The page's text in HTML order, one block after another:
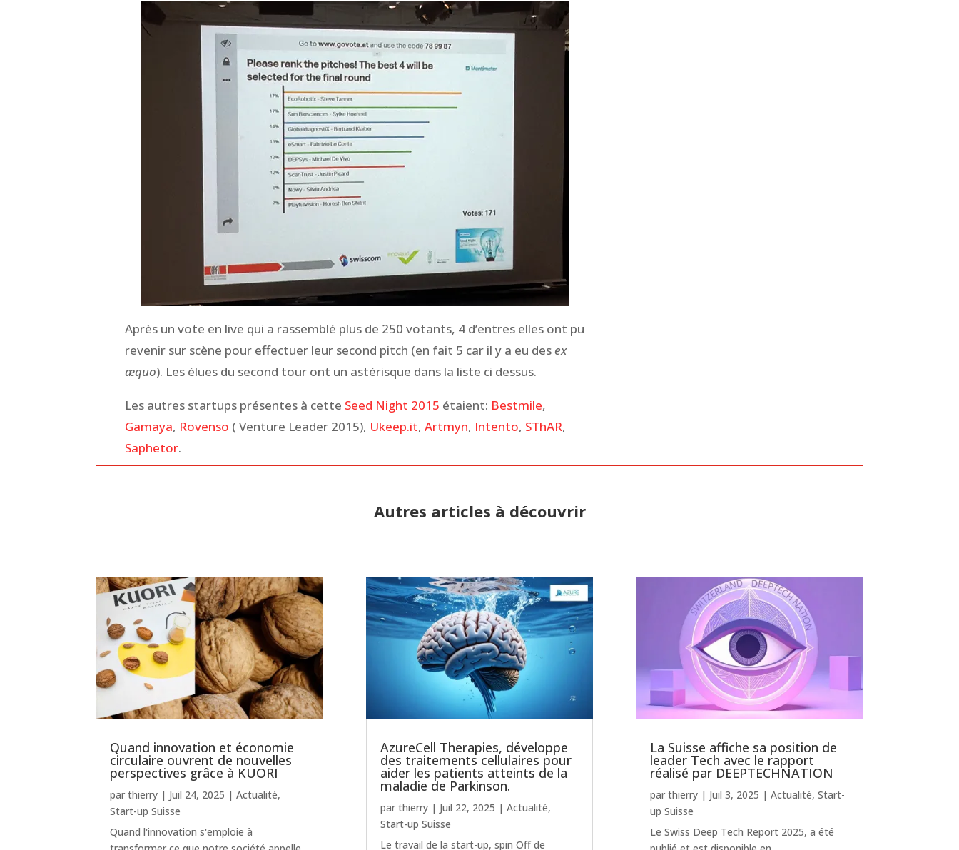
Après un vote en live qui a rassemblé plus de 250 votants, 4 d’entres elles ont pu
revenir sur scène pour effectuer leur second pitch (en fait 5 car il y a eu desex
æquo). Les élues du second tour ont un astérisque dans la liste ci dessus.
Les autres startups présentes à cette Seed Night 2015 étaient: Bestmile,
Gamaya, Rovenso ( Venture Leader 2015), Ukeep.it, Artmyn, Intento, SThAR,
Saphetor.
Autres articles à découvrir
Quand innovation et économie
circulaire ouvrent de nouvelles
perspectives grâce à KUORI
parthierry | Juil 24, 2025 |Actualité,
Start-up Suisse
Quand l'innovation s'emploie à
AzureCell Therapies, développe
des traitements cellulaires pour
aider les patients atteints de la
maladie de Parkinson.
par thierry| Juil 22, 2025 | Actualité,
Start-up Suisse
Le travail de la start-up, spin Off de
La Suisse affiche sa position de
leader Tech avec le rapport
réalisé par DEEPTECHNATION
par thierry| Juil 3, 2025 | Actualité, Start-
up Suisse
Le Swiss Deep Tech Report 2025, a été